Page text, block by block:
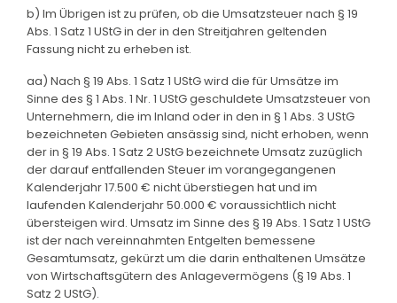
b) Im Übrigen ist zu prüfen, ob die Umsatzsteuer nach § 19
Abs. 1 Satz 1 UStG in der in den Streitjahren geltenden
Fassung nicht zu erheben ist.
aa) Nach § 19 Abs. 1 Satz 1 UStG wird die für Umsätze im
Sinne des § 1 Abs. 1 Nr. 1 UStG geschuldete Umsatzsteuer von
Unternehmern, die im Inland oder in den in § 1 Abs. 3 UStG
bezeichneten Gebieten ansässig sind, nicht erhoben, wenn
der in § 19 Abs. 1 Satz 2 UStG bezeichnete Umsatz zuzüglich
der darauf entfallenden Steuer im vorangegangenen
Kalenderjahr 17.500 € nicht überstiegen hat und im
laufenden Kalenderjahr 50.000 € voraussichtlich nicht
übersteigen wird. Umsatz im Sinne des § 19 Abs. 1 Satz 1 UStG
ist der nach vereinnahmten Entgelten bemessene
Gesamtumsatz, gekürzt um die darin enthaltenen Umsätze
von Wirtschaftsgütern des Anlagevermögens (§ 19 Abs. 1
Satz 2 UStG).